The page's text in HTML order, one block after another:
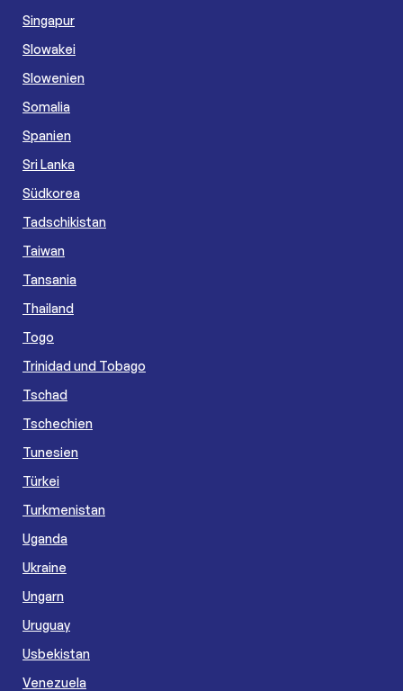
Singapur
Slowakei
Slowenien
Somalia
Spanien
Sri Lanka
Südkorea
Tadschikistan
Taiwan
Tansania
Thailand
Togo
Trinidad und Tobago
Tschad
Tschechien
Tunesien
Türkei
Turkmenistan
Uganda
Ukraine
Ungarn
Uruguay
Usbekistan
Venezuela